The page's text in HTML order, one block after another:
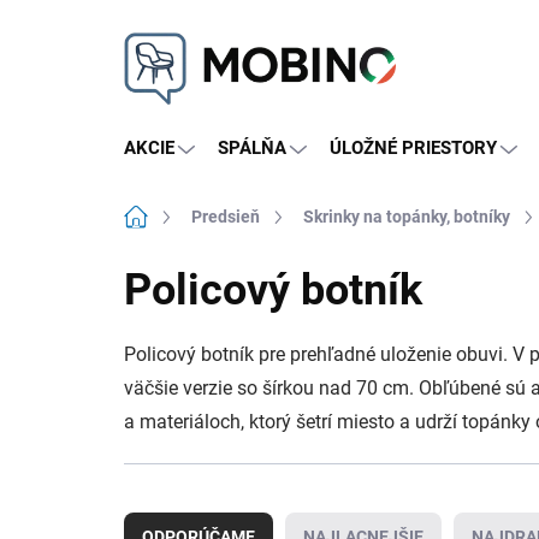
AKCIE SPÁLŇA ÚLOŽNÉ PRIESTORY
DomovPredsieň Skrinky na topánky, botníky
Policový botník
Policový botník pre prehľadné uloženie obuvi.
väčšie verzie so šírkou nad 70 cm. Obľúbené
a materiáloch, ktorý šetrí miesto a udrží topánky
a